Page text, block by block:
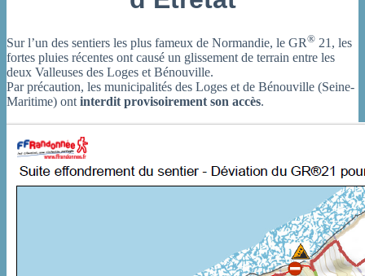
Sur l’un des sentiers les plus fameux de Normandie, le GR® 21, les
fortes pluies récentes ont causé un glissement de terrain entre les
deux Valleuses des Loges et Bénouville.
Par précaution, les municipalités des Loges et de Bénouville (Seine-
Maritime) ont interdit provisoirement son accès.